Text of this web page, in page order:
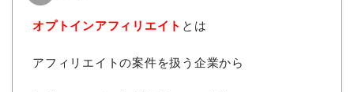
オプトインアフィリエイト とは
アフィリエイトの案件を扱う企業から